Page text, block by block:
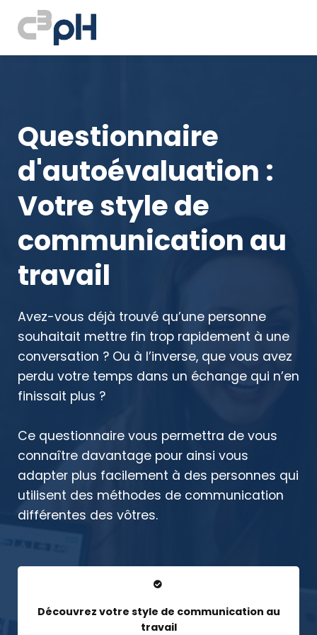
Questionnaire
d'autoévaluation :
Votre style de
communication au
travail
Avez-vous déjà trouvé qu’une personne
souhaitait mettre fin trop rapidement à une
conversation ? Ou à l’inverse, que vous avez
perdu votre temps dans un échange qui n’en
finissait plus ?
Ce questionnaire vous permettra de vous
connaître davantage pour ainsi vous
adapter plus facilement à des personnes qui
utilisent des méthodes de communication
différentes des vôtres.
Découvrez votre style de communication au
travail